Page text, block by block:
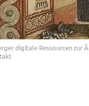
digitale Ressourcen zur